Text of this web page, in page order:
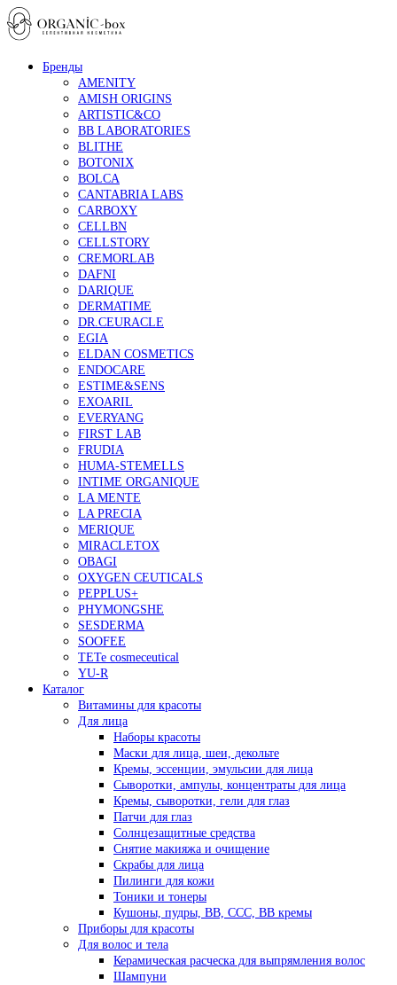
Бренды
AMENITY
AMISH ORIGINS
ARTISTIC&CO
BB LABORATORIES
BLITHE
BOTONIX
BOLCA
CANTABRIA LABS
CARBOXY
CELLBN
CELLSTORY
CREMORLAB
DAFNI
DARIQUE
DERMATIME
DR.CEURACLE
EGIA
ELDAN COSMETICS
ENDOCARE
ESTIME&SENS
EXOARIL
EVERYANG
FIRST LAB
FRUDIA
HUMA-STEMELLS
INTIME ORGANIQUE
LA MENTE
LA PRECIA
MERIQUE
MIRACLETOX
OBAGI
OXYGEN CEUTICALS
PEPPLUS+
PHYMONGSHE
SESDERMA
SOOFEE
TETe cosmeceutical
YU-R
Каталог
Витамины для красоты
Для лица
Наборы красоты
Маски для лица, шеи, декольте
Кремы, эссенции, эмульсии для лица
Сыворотки, ампулы, концентраты для лица
Кремы, сыворотки, гели для глаз
Патчи для глаз
Солнцезащитные средства
Снятие макияжа и очищение
Скрабы для лица
Пилинги для кожи
Тоники и тонеры
Кушоны, пудры, ВВ, ССС, ВВ кремы
Приборы для красоты
Для волос и тела
Керамическая расческа для выпрямления волос
Шампуни